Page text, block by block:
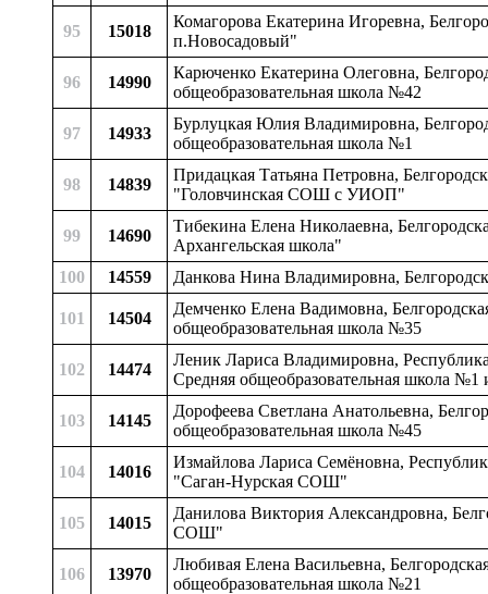
95 15018
Комагорова Екатерина Игоревна,
п.Новосадовый"
96 14990
Карюченко Екатерина Олеговна,
общеобразовательная школа №42
97 14933
Бурлуцкая Юлия Владимировна,
общеобразовательная школа №1
98 14839
Придацкая Татьяна Петровна,
"Головчинская СОШ с УИОП"
99 14690
Тибекина Елена Николаевна,
Архангельская школа"
100
14559 Данкова Нина Владимировна,
101 14504
Демченко Елена Вадимовна,
общеобразовательная школа №35
102 14474
Леник Лариса Владимировна,
Средняя общеобразовательная школа
103 14145
Дорофеева Светлана Анатольевна,
общеобразовательная школа №45
104 14016
Измайлова Лариса Семёновна,
"Саган-Нурская СОШ"
105 14015
Данилова Виктория Александровна,
СОШ"
106 13970
Любивая Елена Васильевна,
общеобразовательная школа №21